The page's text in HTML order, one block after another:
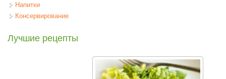
Напитки
Консервирование
Лучшие рецепты